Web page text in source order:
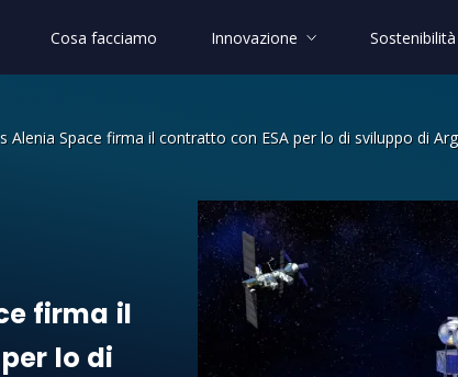
Cosa facciamo Innovazione Sostenibilità
Alenia Space firma il contratto con ESA per lo di sviluppo di
firma il contratto con ESA per
firma il
per lo di